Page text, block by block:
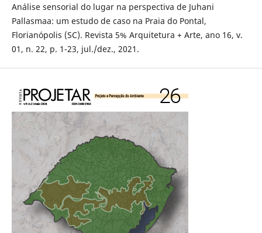
Análise sensorial do lugar na perspectiva de Juhani
Pallasmaa: um estudo de caso na Praia do Pontal,
Florianópolis (SC). Revista 5% Arquitetura + Arte, ano 16, v.
01, n. 22, p. 1-23, jul./dez., 2021.